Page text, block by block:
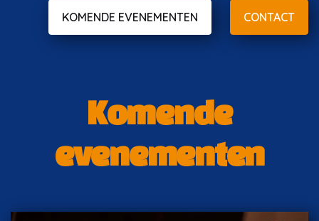
KOMENDE EVENEMENTEN CONTACT
Komende
evenementen